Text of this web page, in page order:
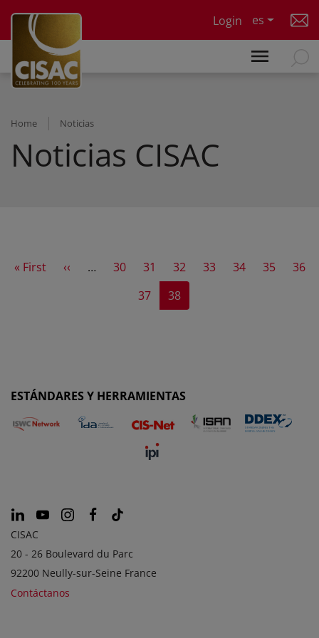
Login
es
Home Noticias
Noticias CISAC
First page
« First Previous page
‹‹ … Page
30 Page
31 Page
32 Page
33 Page
34 Page
35 Page
36
Page
37 Current page
38
ESTÁNDARES Y HERRAMIENTAS
CISAC
20 - 26 Boulevard du Parc
92200 Neully-sur-Seine France
Contáctanos